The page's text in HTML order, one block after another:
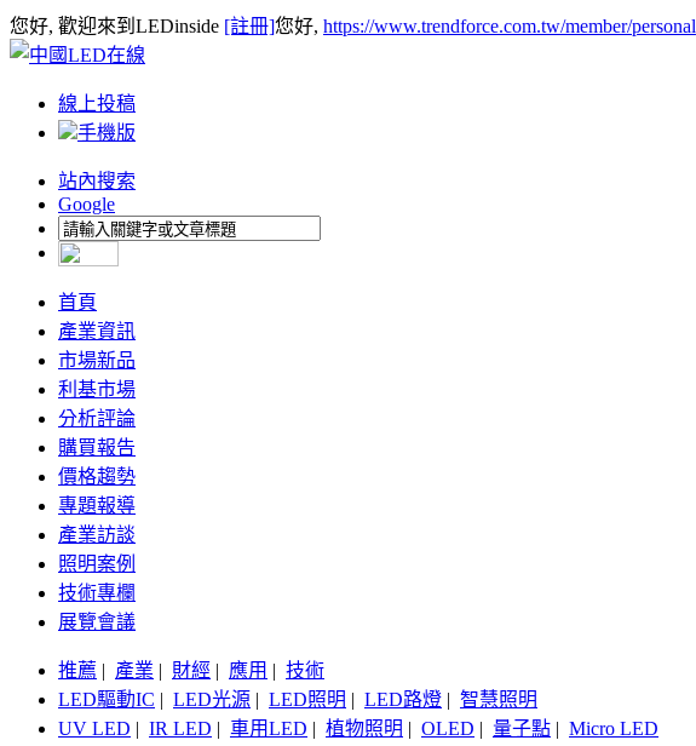
您好, 歡迎來到LEDinside [註冊]您好, https://www.trendforce.com.tw/member/personal
線上投稿
手機版
站內搜索
Google
首頁
產業資訊
市場新品
利基市場
分析評論
購買報告
價格趨勢
專題報導
產業訪談
照明案例
技術專欄
展覽會議
推薦 | 產業 | 財經 | 應用 | 技術
LED驅動IC | LED光源 | LED照明 | LED路燈 | 智慧照明
UV LED | IR LED | 車用LED | 植物照明 | OLED | 量子點 | Micro LED